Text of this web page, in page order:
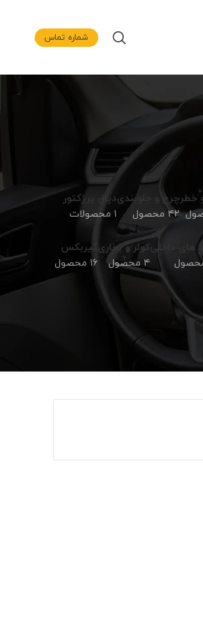
شماره تماس
خطرچرخ و جلوبندی
۴۲ محصول
دپاق پرژکتور
۱ محصولات
های داخلیکولر و بخاری
۴ محصول
گیربکس
۱۶ محصول